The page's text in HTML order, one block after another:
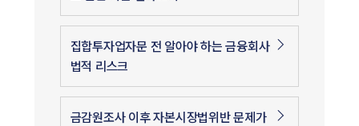
집합투자업자문 전 알아야 하는 금융회사
법적 리스크
금감원조사 이후 자본시장법위반 문제가